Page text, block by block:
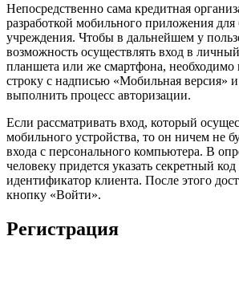
Непосредственно сама кредитная
разработкой мобильного приложения для
учреждения. Чтобы в дальнейшем у
возможность осуществлять вход в
планшета или же смартфона, необходимо
строку с надписью «Мобильная версия» и
выполнить процесс авторизации.
Если рассматривать вход, который
мобильного устройства, то он ничем не
входа с персонального компьютера. В
человеку придется указать секретный
идентификатор клиента. После этого
кнопку «Войти».
Регистрация